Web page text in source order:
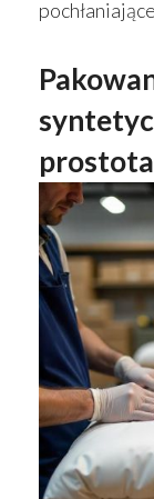
prostota